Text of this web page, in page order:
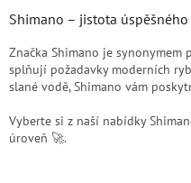
Shimano – jistota
Značka Shimano je synonymem
splňují požadavky moderních
slané vodě, Shimano vám
Vyberte si z naší nabídky
úroveň 🚀.